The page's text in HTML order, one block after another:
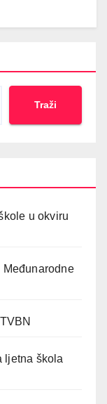
Traži
u okviru
ljetna škola